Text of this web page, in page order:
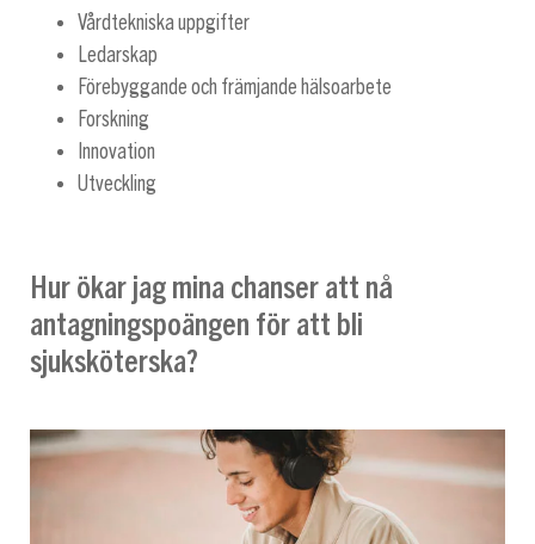
Vårdtekniska uppgifter
Ledarskap
Förebyggande och främjande hälsoarbete
Forskning
Innovation
Utveckling
Hur ökar jag mina chanser att nå
antagningspoängen för att bli
sjuksköterska?